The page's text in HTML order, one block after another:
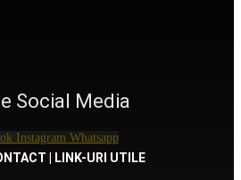
Social Media
Instagram Whatsapp
| LINK-URI UTILE